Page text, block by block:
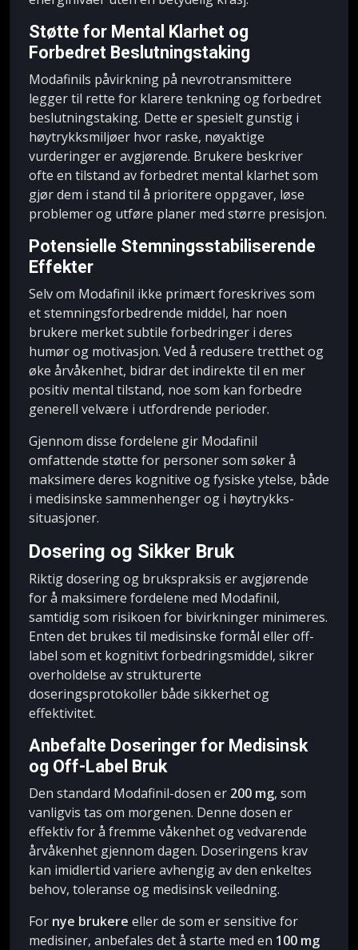
Støtte for Mental Klarhet og
Forbedret Beslutningstaking
Modafinils påvirkning på nevrotransmittere
legger til rette for klarere tenkning og forbedret
beslutningstaking. Dette er spesielt gunstig i
høytrykksmiljøer hvor raske, nøyaktige
vurderinger er avgjørende. Brukere beskriver
ofte en tilstand av forbedret mental klarhet som
gjør dem i stand til å prioritere oppgaver, løse
problemer og utføre planer med større presisjon.
Potensielle Stemningsstabiliserende
Effekter
Selv om Modafinil ikke primært foreskrives som
et stemningsforbedrende middel, har noen
brukere merket subtile forbedringer i deres
humør og motivasjon. Ved å redusere tretthet og
øke årvåkenhet, bidrar det indirekte til en mer
positiv mental tilstand, noe som kan forbedre
generell velvære i utfordrende perioder.
Gjennom disse fordelene gir Modafinil
omfattende støtte for personer som søker å
maksimere deres kognitive og fysiske ytelse, både
i medisinske sammenhenger og i høytrykks-
situasjoner.
Dosering og Sikker Bruk
Riktig dosering og brukspraksis er avgjørende
for å maksimere fordelene med Modafinil,
samtidig som risikoen for bivirkninger minimeres.
Enten det brukes til medisinske formål eller off-
label som et kognitivt forbedringsmiddel, sikrer
overholdelse av strukturerte
doseringsprotokoller både sikkerhet og
effektivitet.
Anbefalte Doseringer for Medisinsk
og Off-Label Bruk
Den standard Modafinil-dosen er 200 mg, som
vanligvis tas om morgenen. Denne dosen er
effektiv for å fremme våkenhet og vedvarende
årvåkenhet gjennom dagen. Doseringens krav
kan imidlertid variere avhengig av den enkeltes
behov, toleranse og medisinsk veiledning.
For nye brukere eller de som er sensitive for
medisiner, anbefales det å starte med en 100 mg